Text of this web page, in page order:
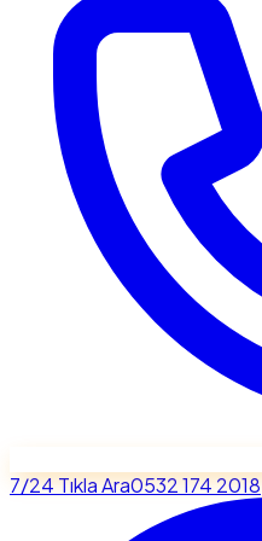
7/24 Tıkla Ara0532 174 2018